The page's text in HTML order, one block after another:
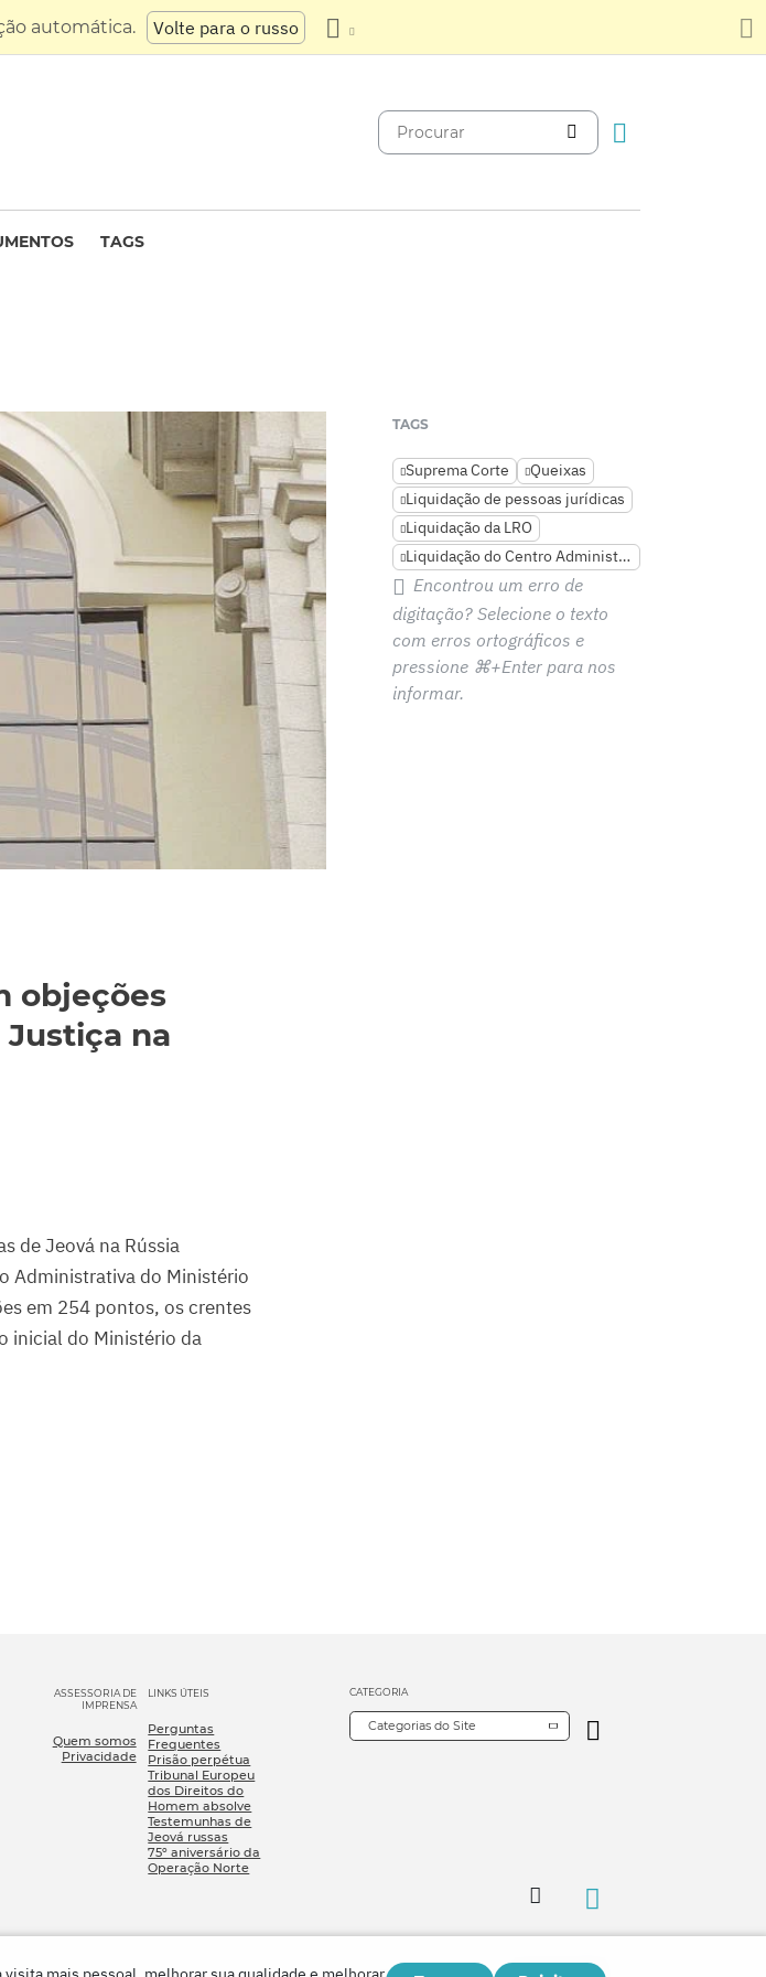
automática. Volte para o russo
TAGS
objeções
na
de Jeová na Rússia
Administrativa do Ministério
em 254 pontos, os crentes
inicial do Ministério da
TAGS
Suprema Corte
Queixas
Liquidação de pessoas jurídicas
Liquidação da LRO
Liquidação do Centro Administrativo
Encontrou um erro de
digitação? Selecione o texto
com erros ortográficos e
pressione ⌘+Enter para nos
informar.
ASSESSORIA DE
IMPRENSA
Quem somos
Privacidade
LINKS ÚTEIS
Perguntas
Frequentes
Prisão perpétua
Tribunal Europeu
dos Direitos do
Homem absolve
Testemunhas de
Jeová russas
75º aniversário da
Operação Norte
CATEGORIA
Categorias do Site
Copyright © 2026